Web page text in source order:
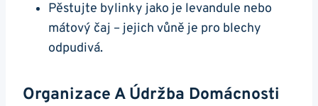
Pěstujte bylinky jako je levandule nebo
mátový čaj – jejich vůně je pro blechy
odpudivá.
Organizace A Údržba Domácnosti